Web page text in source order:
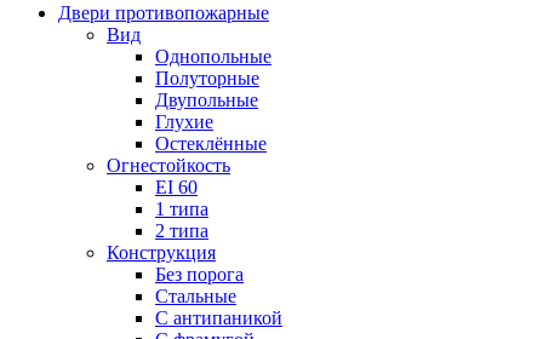
Двери противопожарные
Вид
Однопольные
Полуторные
Двупольные
Глухие
Остеклённые
Огнестойкость
EI 60
1 типа
2 типа
Конструкция
Без порога
Стальные
С антипаникой